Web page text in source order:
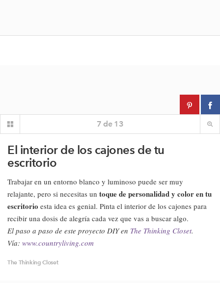
7 de 13
El interior de los cajones de tu
escritorio
Trabajar en un entorno blanco y luminoso puede ser muy
relajante, pero si necesitas un toque de personalidad y color en tu
escritorio esta idea es genial. Pinta el interior de los cajones para
recibir una dosis de alegría cada vez que vas a buscar algo.
El paso a paso de este proyecto DIY en The Thinking Closet.
Vía: www.countryliving.com
The Thinking Closet